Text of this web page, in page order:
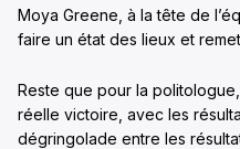
Moya Greene, à la tête de
faire un état des lieux et
Reste que pour la
réelle victoire, avec les
dégringolade entre les